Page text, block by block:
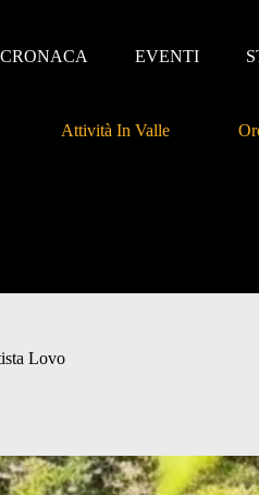
CRONACA EVENTI
Attività In Valle
Lovo